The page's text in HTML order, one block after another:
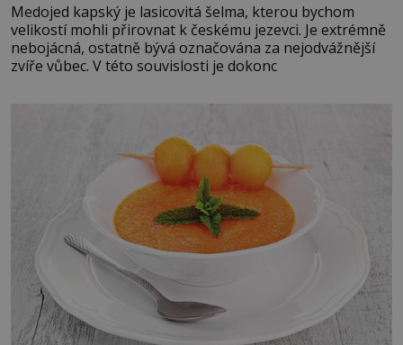
Medojed kapský je lasicovitá šelma, kterou bychom
velikostí mohli přirovnat k českému jezevci. Je extrémně
nebojácná, ostatně bývá označována za nejodvážnější
zvíře vůbec. V této souvislosti je dokonc